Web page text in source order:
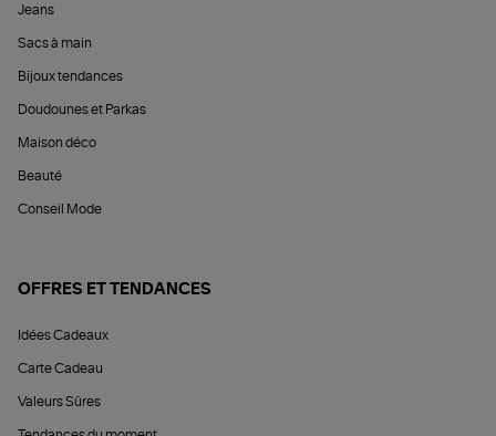
Jeans
Sacs à main
Bijoux tendances
Doudounes et Parkas
Maison déco
Beauté
Conseil Mode
OFFRES ET TENDANCES
Idées Cadeaux
Carte Cadeau
Valeurs Sûres